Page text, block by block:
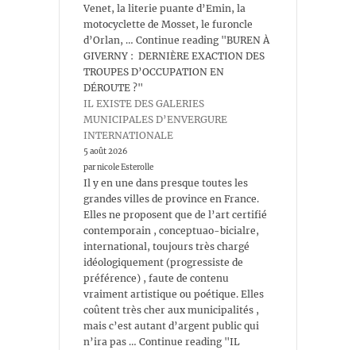
Venet, la literie puante d’Emin, la
motocyclette de Mosset, le furoncle
d’Orlan, … Continue reading "BUREN À
GIVERNY : DERNIÈRE EXACTION DES
TROUPES D’OCCUPATION EN
DÉROUTE ?"
IL EXISTE DES GALERIES
MUNICIPALES D’ENVERGURE
INTERNATIONALE
5 août 2026
par nicole Esterolle
Il y en une dans presque toutes les
grandes villes de province en France.
Elles ne proposent que de l’art certifié
contemporain , conceptuao-bicialre,
international, toujours très chargé
idéologiquement (progressiste de
préférence) , faute de contenu
vraiment artistique ou poétique. Elles
coûtent très cher aux municipalités ,
mais c’est autant d’argent public qui
n’ira pas … Continue reading "IL